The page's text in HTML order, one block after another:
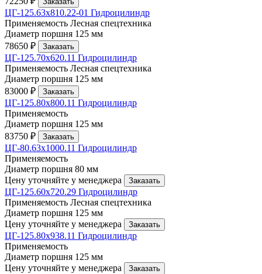
ЦГ-125.63х810.22-01 Гидроцилиндр
Применяемость Лесная спецтехника
Диаметр поршня 125 мм
78650 ₽
Заказать
ЦГ-125.70х620.11 Гидроцилиндр
Применяемость Лесная спецтехника
Диаметр поршня 125 мм
83000 ₽
Заказать
ЦГ-125.80х800.11 Гидроцилиндр
Применяемость
Диаметр поршня 125 мм
83750 ₽
Заказать
ЦГ-80.63х1000.11 Гидроцилиндр
Применяемость
Диаметр поршня 80 мм
Цену уточняйте у менеджера
Заказать
ЦГ-125.60х720.29 Гидроцилиндр
Применяемость Лесная спецтехника
Диаметр поршня 125 мм
Цену уточняйте у менеджера
Заказать
ЦГ-125.80х938.11 Гидроцилиндр
Применяемость
Диаметр поршня 125 мм
Цену уточняйте у менеджера
Заказать